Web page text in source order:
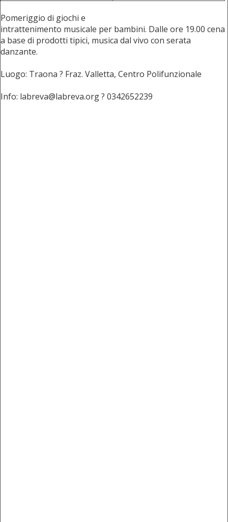
Pomeriggio di giochi e
intrattenimento musicale per bambini. Dalle ore 19.00 cena
a base di prodotti tipici, musica dal vivo con serata
danzante.
Luogo: Traona ? Fraz. Valletta, Centro Polifunzionale
Info: labreva@labreva.org ? 0342652239